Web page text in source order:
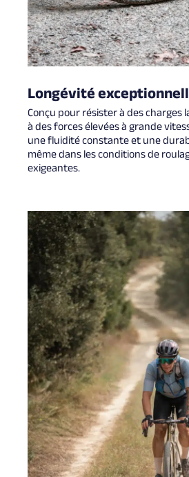
Longévité
Conçu pour résister à des
à des forces élevées à grande
une fluidité constante et une
même dans les conditions de
exigeantes.